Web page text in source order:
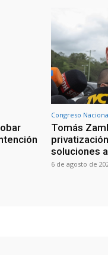
Congreso
Tomás
soluciones
6 de agosto de